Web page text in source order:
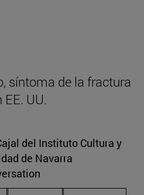
síntoma de la fractura
UU.
del Instituto Cultura y
de Navarra